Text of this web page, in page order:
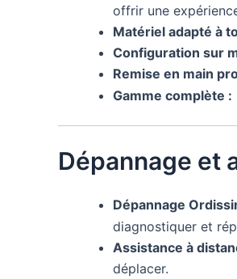
offrir une
Matériel adapté à
Configuration sur
Remise en main
Gamme complète :
Dépannage et
Dépannage
diagnostiquer et
Assistance à
déplacer.